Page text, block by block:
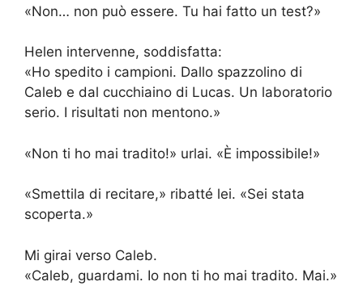
«Non… non può essere. Tu hai fatto un test?»
Helen intervenne, soddisfatta:
«Ho spedito i campioni. Dallo spazzolino di
Caleb e dal cucchiaino di Lucas. Un laboratorio
serio. I risultati non mentono.»
«Non ti ho mai tradito!» urlai. «È impossibile!»
«Smettila di recitare,» ribatté lei. «Sei stata
scoperta.»
Mi girai verso Caleb.
«Caleb, guardami. Io non ti ho mai tradito. Mai.»